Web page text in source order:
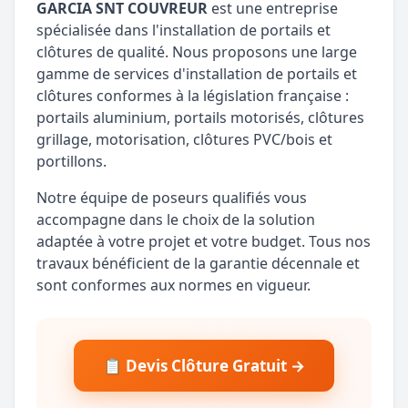
GARCIA SNT COUVREUR est une entreprise
spécialisée dans l'installation de portails et
clôtures de qualité. Nous proposons une large
gamme de services d'installation de portails et
clôtures conformes à la législation française :
portails aluminium, portails motorisés, clôtures
grillage, motorisation, clôtures PVC/bois et
portillons.
Notre équipe de poseurs qualifiés vous
accompagne dans le choix de la solution
adaptée à votre projet et votre budget. Tous nos
travaux bénéficient de la garantie décennale et
sont conformes aux normes en vigueur.
📋 Devis Clôture Gratuit →